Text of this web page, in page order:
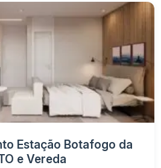
Estação Botafogo da
e Vereda